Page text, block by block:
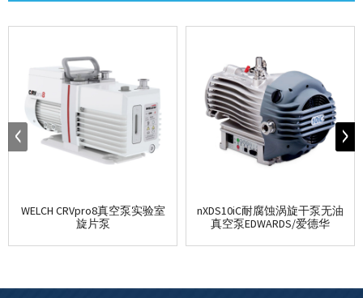
WELCH CRVpro8真空泵实验室
旋片泵
nXDS10iC耐腐蚀涡旋干泵无油
真空泵EDWARDS/爱德华